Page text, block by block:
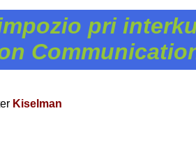
pri
Kiselman